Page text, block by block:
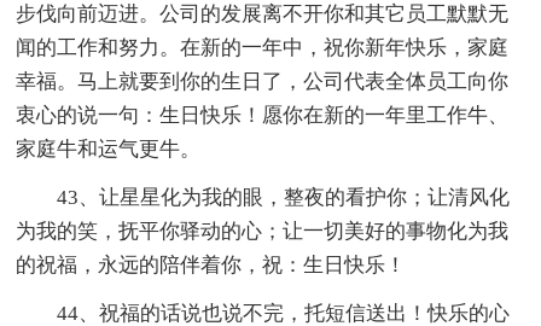
步伐向前迈进。公司的发展离不开你和其它员工默默无
闻的工作和努力。在新的一年中，祝你新年快乐，家庭
幸福。马上就要到你的生日了，公司代表全体员工向你
衷心的说一句：生日快乐！愿你在新的一年里工作牛、
家庭牛和运气更牛。
43、让星星化为我的眼，整夜的看护你；让清风化
为我的笑，抚平你驿动的心；让一切美好的事物化为我
的祝福，永远的陪伴着你，祝：生日快乐！
44、祝福的话说也说不完，托短信送出！快乐的心